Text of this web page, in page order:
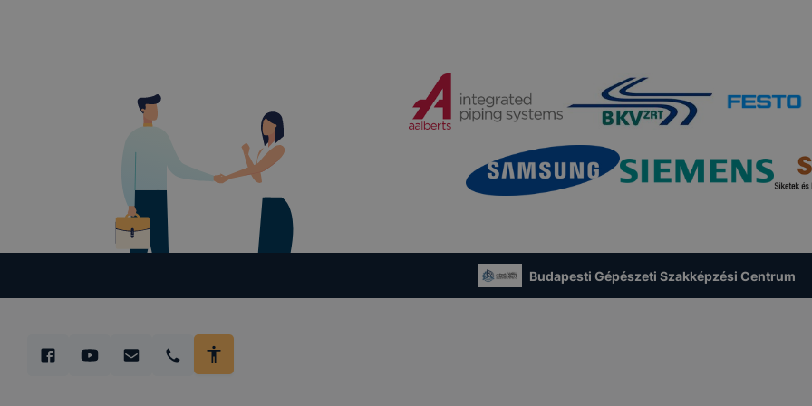
Budapesti Gépészeti Szakképzési Centrum